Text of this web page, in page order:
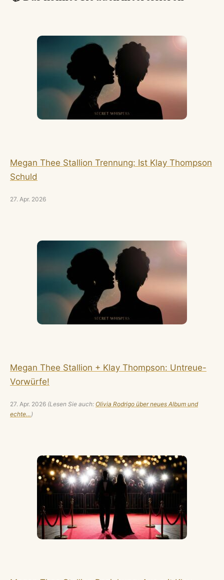
Megan Thee Stallion Trennung: Ist Klay Thompson
Schuld
27. Apr. 2026
Megan Thee Stallion + Klay Thompson: Untreue-
Vorwürfe!
27. Apr. 2026 (Lesen Sie auch: Olivia Rodrigo über neues Album und
echte… )